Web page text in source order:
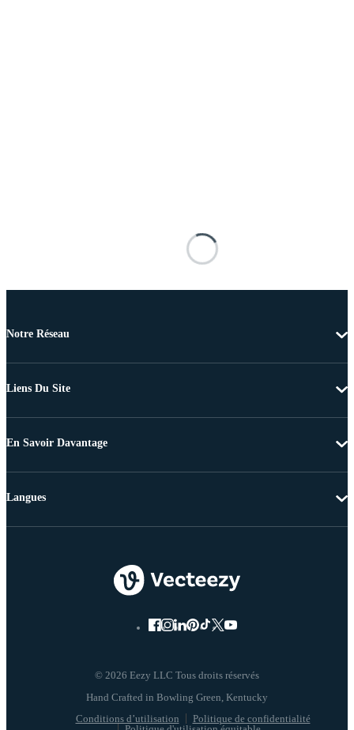
Notre Réseau
Liens Du Site
En Savoir Davantage
© 2026 Eezy LLC Tous droits réservés
Conditions d’utilisation
Politique de confidentialité
Langues